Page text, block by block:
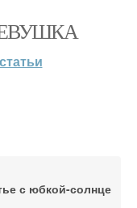
статьи
с юбкой-солнце